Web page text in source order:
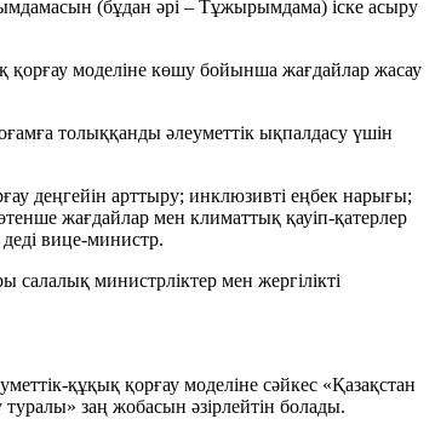
(бұдан әрі – Тұжырымдама) іске асыру
қорғау моделіне көшу бойынша жағдайлар жасау
толыққанды әлеуметтік ықпалдасу үшін
деңгейін арттыру; инклюзивті еңбек нарығы;
жағдайлар мен климаттық қауіп-қатерлер
вице-министр.
министрліктер мен жергілікті
құқық қорғау моделіне сәйкес «Қазақстан
заң жобасын әзірлейтін болады.